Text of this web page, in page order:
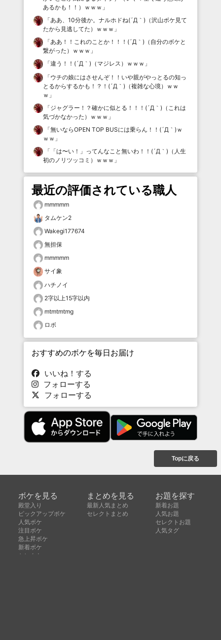
あるかも！！）ｗｗｗ 」
「ああ、10分後か。ナルホドね(´Д｀)（沢山ボケ見て
たから見逃してた）ｗｗｗ 」
「ああ！！これのことか！！！(´Д｀)（自分のボケと
繋がった）ｗｗｗ 」
「違う！！(´Д｀)（マジレス）ｗｗｗ 」
「ウチの娘にはさせんぞ！！いや親がやっとるの知っ
とるからするかも！？！(´Д｀)（複雑な心境）ｗｗ
ｗ 」
「ジャグラー！？確かに似とる！！！(´Д｀)（これは
気づかなかった）ｗｗｗ 」
「無いならOPEN TOP BUSには乗らん！！(´Д｀)ｗ
ｗｗ 」
「 「は〜い！」ってんなこと無いわ！！(´Д｀)（人生
初のノリツッコミ）ｗｗｗ 」
最近の評価されている職人
mmmmm
タムケン2
Wakegi177674
無担保
mmmmm
サイ象
ハチノイ
2字以上15字以内
mtmtmtmg
ロボ
おすすめのボケを毎日お届け
いいね！する
フォローする
フォローする
Topに戻る
ボケを見る
殿堂入り
ピックアップボケ
人気ボケ
注目ボケ
急上昇ボケ
新着ボケ
セレクト
まとめを見る
最新人気まとめ
セレクトまとめ
お題を探す
新着お題
人気お題
セレクトお題
人気タグ